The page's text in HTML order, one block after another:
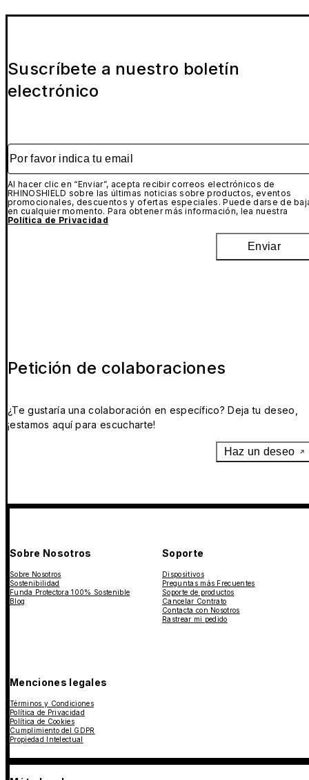
Suscríbete a nuestro boletín
electrónico
Por favor indica tu email
Al hacer clic en “Enviar”, acepta recibir correos electrónicos de
RHINOSHIELD sobre las últimas noticias sobre productos, eventos
promocionales, descuentos y ofertas especiales. Puede darse de
en cualquier momento. Para obtener más información, lea nuestra
Política de Privacidad
Enviar
Petición de colaboraciones
¿Te gustaría una colaboración en específico? Deja tu deseo,
¡estamos aquí para escucharte!
Haz un deseo
Sobre Nosotros
Sobre Nosotros
Sostenibilidad
Funda Protectora 100% Sostenible
Blog
Soporte
Dispositivos
Preguntas más Frecuentes
Soporte de productos
Cancelar Contrato
Contacta con Nosotros
Rastrear mi pedido
Menciones legales
Términos y Condiciones
Política de Privacidad
Política de Cookies
Cumplimiento del GDPR
Propiedad Intelectual